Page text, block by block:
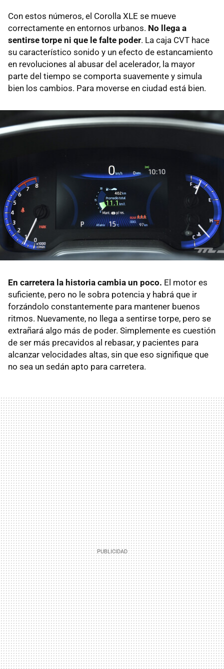
Con estos números, el Corolla XLE se mueve
correctamente en entornos urbanos. No llega a
sentirse torpe ni que le falte poder. La caja CVT hace
su característico sonido y un efecto de estancamiento
en revoluciones al abusar del acelerador, la mayor
parte del tiempo se comporta suavemente y simula
bien los cambios. Para moverse en ciudad está bien.
En carretera la historia cambia un poco. El motor es
suficiente, pero no le sobra potencia y habrá que ir
forzándolo constantemente para mantener buenos
ritmos. Nuevamente, no llega a sentirse torpe, pero se
extrañará algo más de poder. Simplemente es cuestión
de ser más precavidos al rebasar, y pacientes para
alcanzar velocidades altas, sin que eso signifique que
no sea un sedán apto para carretera.